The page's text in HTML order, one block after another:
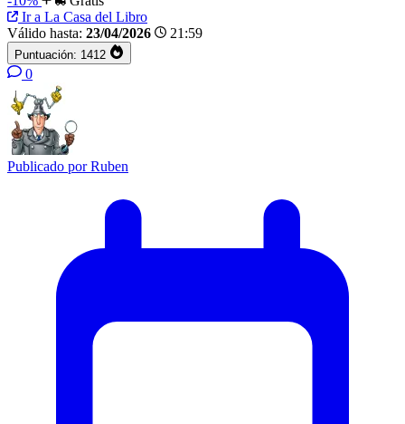
Ir a La Casa del Libro
Válido hasta: 23/04/2026 21:59
Puntuación: 1412
0
Publicado porRuben